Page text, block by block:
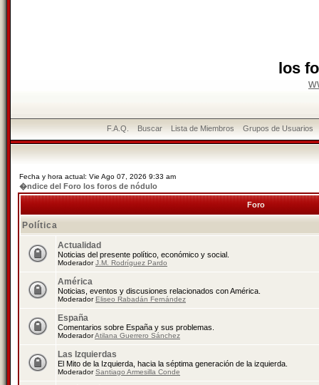
los
F.A.Q. Buscar Lista de Miembros Grupos de Usuarios
Fecha y hora actual: Vie Ago 07, 2026 9:33 am
�ndice del Foro los foros de nódulo
Foro
Política
Actualidad
Noticias del presente político, económico y social.
ModeradorJ.M. Rodríguez Pardo
América
Noticias, eventos y discusiones relacionados con América.
ModeradorEliseo Rabadán Fernández
España
Comentarios sobre España y sus problemas.
ModeradorAtilana Guerrero Sánchez
Las Izquierdas
El Mito de la Izquierda, hacia la séptima generación de la izquierda.
ModeradorSantiago Armesilla Conde